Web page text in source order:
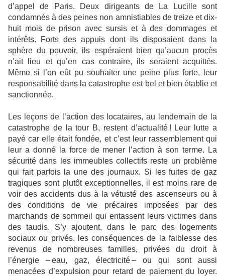
d’appel de Paris. Deux dirigeants de La Lucille sont
condamnés à des peines non amnistiables de treize et dix-
huit mois de prison avec sursis et à des dommages et
intérêts. Forts des appuis dont ils disposaient dans la
sphère du pouvoir, ils espéraient bien qu’aucun procès
n’ait lieu et qu’en cas contraire, ils seraient acquittés.
Même si l’on eût pu souhaiter une peine plus forte, leur
responsabilité dans la catastrophe est bel et bien établie et
sanctionnée.
Les leçons de l’action des locataires, au lendemain de la
catastrophe de la tour B, restent d’actualité ! Leur lutte a
payé car elle était fondée, et c’est leur rassemblement qui
leur a donné la force de mener l’action à son terme. La
sécurité dans les immeubles collectifs reste un problème
qui fait parfois la une des journaux. Si les fuites de gaz
tragiques sont plutôt exceptionnelles, il est moins rare de
voir des accidents dus à la vétusté des ascenseurs ou à
des conditions de vie précaires imposées par des
marchands de sommeil qui entassent leurs victimes dans
des taudis. S’y ajoutent, dans le parc des logements
sociaux ou privés, les conséquences de la faiblesse des
revenus de nombreuses familles, privées du droit à
l’énergie – eau, gaz, électricité – ou qui sont aussi
menacées d’expulsion pour retard de paiement du loyer.